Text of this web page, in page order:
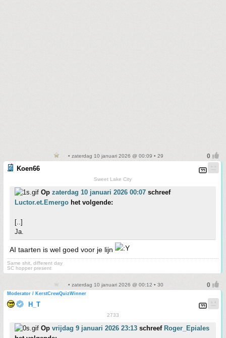
• zaterdag 10 januari 2026 @ 00:09 • 29
Koen66
Sweet Lake City
Op zaterdag 10 januari 2026 00:07 schreef
Luctor.et.Emergo het volgende:
[..]
Ja.
AI taarten is wel goed voor je lijn
Same shit, different day
SC hopper present
• zaterdag 10 januari 2026 @ 00:12 • 30
Moderator / KerstCrewQuizWinner
H_T
2733
Op vrijdag 9 januari 2026 23:13 schreef Roger_Epiales